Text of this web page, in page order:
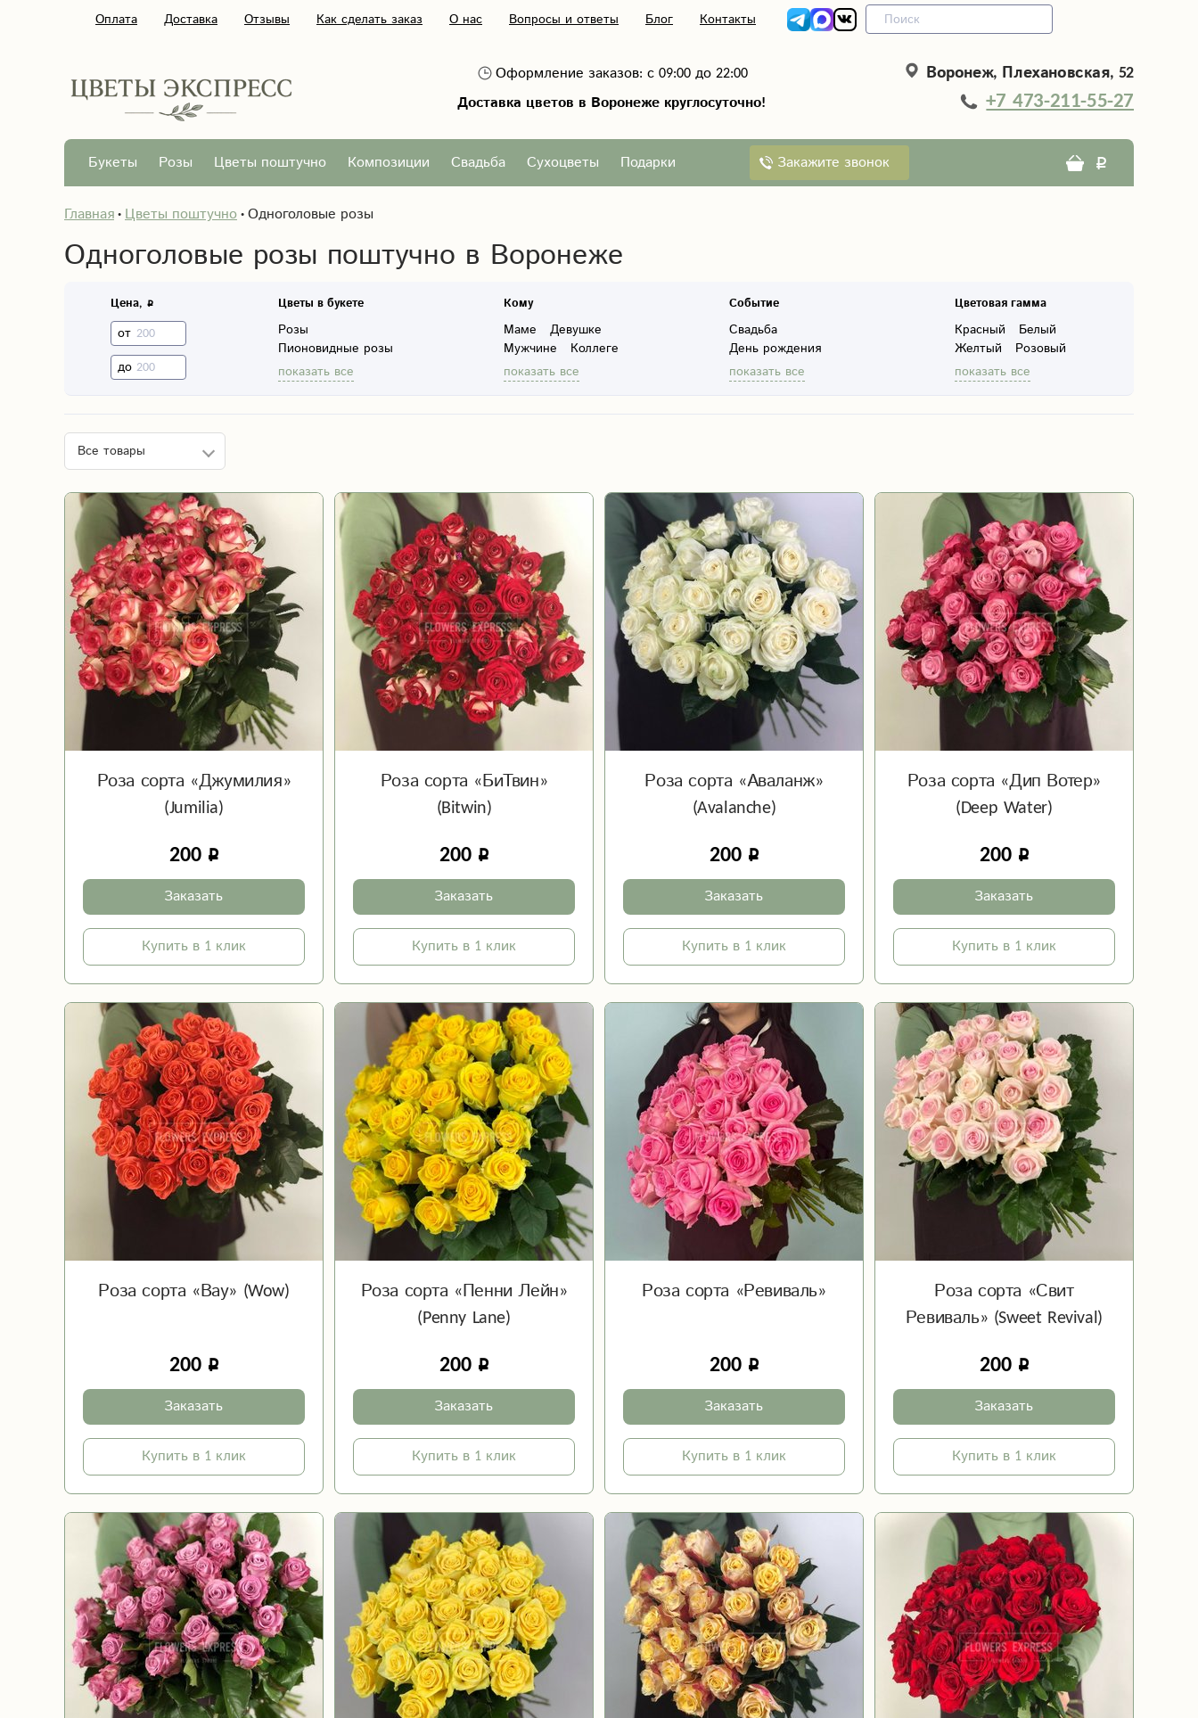
Оплата Доставка Отзывы Как сделать заказ О нас Вопросы и ответы Блог Контакты
Оформление заказов: с 09:00 до 22:00
Доставка цветов в Воронеже круглосуточно!
Воронеж, Плехановская, 52
+7 473-211-55-27
Букеты Розы Цветы поштучно Композиции Свадьба Сухоцветы Подарки Закажите звонок
Главная Цветы поштучно Одноголовые розы
Одноголовые розы поштучно в Воронеже
Цена,
от
до
Цветы в букете
Розы
Пионовидные розы
показать все
Кому
Маме
Девушке
Мужчине
Коллеге
Ребенку
Руководителю
показать все
Событие
Свадьба
День рождения
8 марта
День влюбленных
Выпускной
Юбилей
показать все
Цветовая гамма
Красный
Белый
Желтый
Розовый
Синий
Черный
Кремовый
показать все
Роза сорта «Джумилия»
(Jumilia)
200
Заказать
Купить в 1 клик
Роза сорта «БиТвин»
(Bitwin)
200
Заказать
Купить в 1 клик
Роза сорта «Аваланж»
(Avalanche)
200
Заказать
Купить в 1 клик
Роза сорта «Дип Вотер»
(Deep Water)
200
Заказать
Купить в 1 клик
Роза сорта «Вау» (Wow)
200
Заказать
Купить в 1 клик
Роза сорта «Пенни Лейн»
(Penny Lane)
200
Заказать
Купить в 1 клик
Роза сорта «Ревиваль»
200
Заказать
Купить в 1 клик
Роза сорта «Свит
Ревиваль» (Sweet Revival)
200
Заказать
Купить в 1 клик